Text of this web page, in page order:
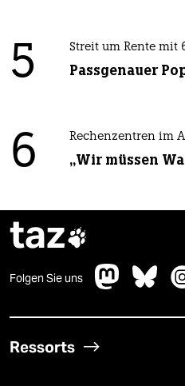
5 Streit um Rente mit
Passgenauer
6 Rechenzentren im
„Wir müssen
taz
Folgen Sie uns
Ressorts